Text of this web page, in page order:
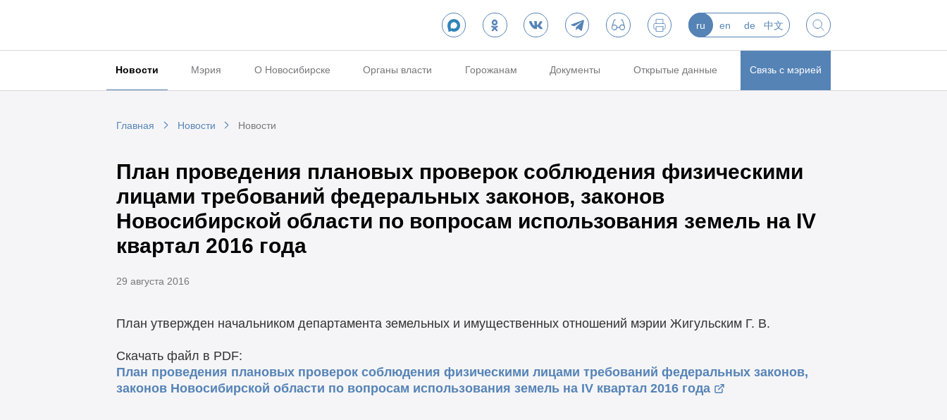
ru en de 中文
Новости Мэрия О Новосибирске Органы власти Горожанам Документы Открытые данные Связь с мэрией
Главная Новости Новости
План проведения плановых проверок соблюдения физическими
лицами требований федеральных законов, законов
Новосибирской области по вопросам использования земель на IV
квартал 2016 года
29 августа 2016
План утвержден начальником департамента земельных и имущественных отношений мэрии Жигульским Г. В.
Скачать файл в PDF:
План проведения плановых проверок соблюдения физическими лицами требований федеральных законов,
законов Новосибирской области по вопросам использования земель на IV квартал 2016 года